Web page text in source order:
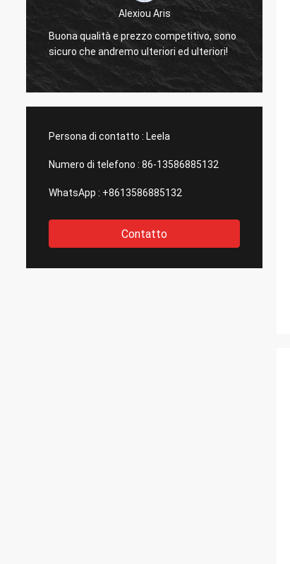
Alexiou Aris
Buona qualità e prezzo competitivo, sono
sicuro che andremo ulteriori ed ulteriori!
Persona di contatto : Leela
Numero di telefono : 86-13586885132
WhatsApp : +8613586885132
Contatto